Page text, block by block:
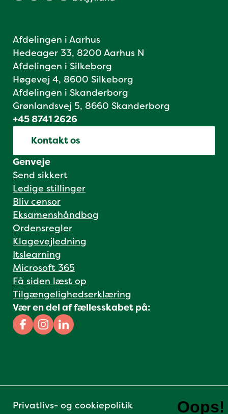
Afdelingen i Aarhus
Hedeager 33, 8200 Aarhus N
Afdelingen i Silkeborg
Høgevej 4, 8600 Silkeborg
Afdelingen i Skanderborg
Grønlandsvej 5, 8660 Skanderborg
+45 8741 2626
Kontakt os
Genveje
Send sikkert
Ledige stillinger
Bliv censor
Eksamenshåndbog
Ordensregler
Klagevejledning
Itslearning
Microsoft 365
Få siden læst op
Tilgængelighedserklæring
Vær en del af fællesskabet på:
Facebook
Instagram
Linkedin
Privatlivs- og cookiepolitik